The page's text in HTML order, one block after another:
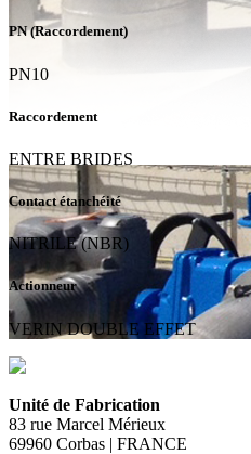
PN (Raccordement)
PN10
Raccordement
ENTRE BRIDES
Contact étanchéité
NITRILE (NBR)
Actionneur
VERIN DOUBLE EFFET
Unité de Fabrication
83 rue Marcel Mérieux
69960 Corbas | FRANCE